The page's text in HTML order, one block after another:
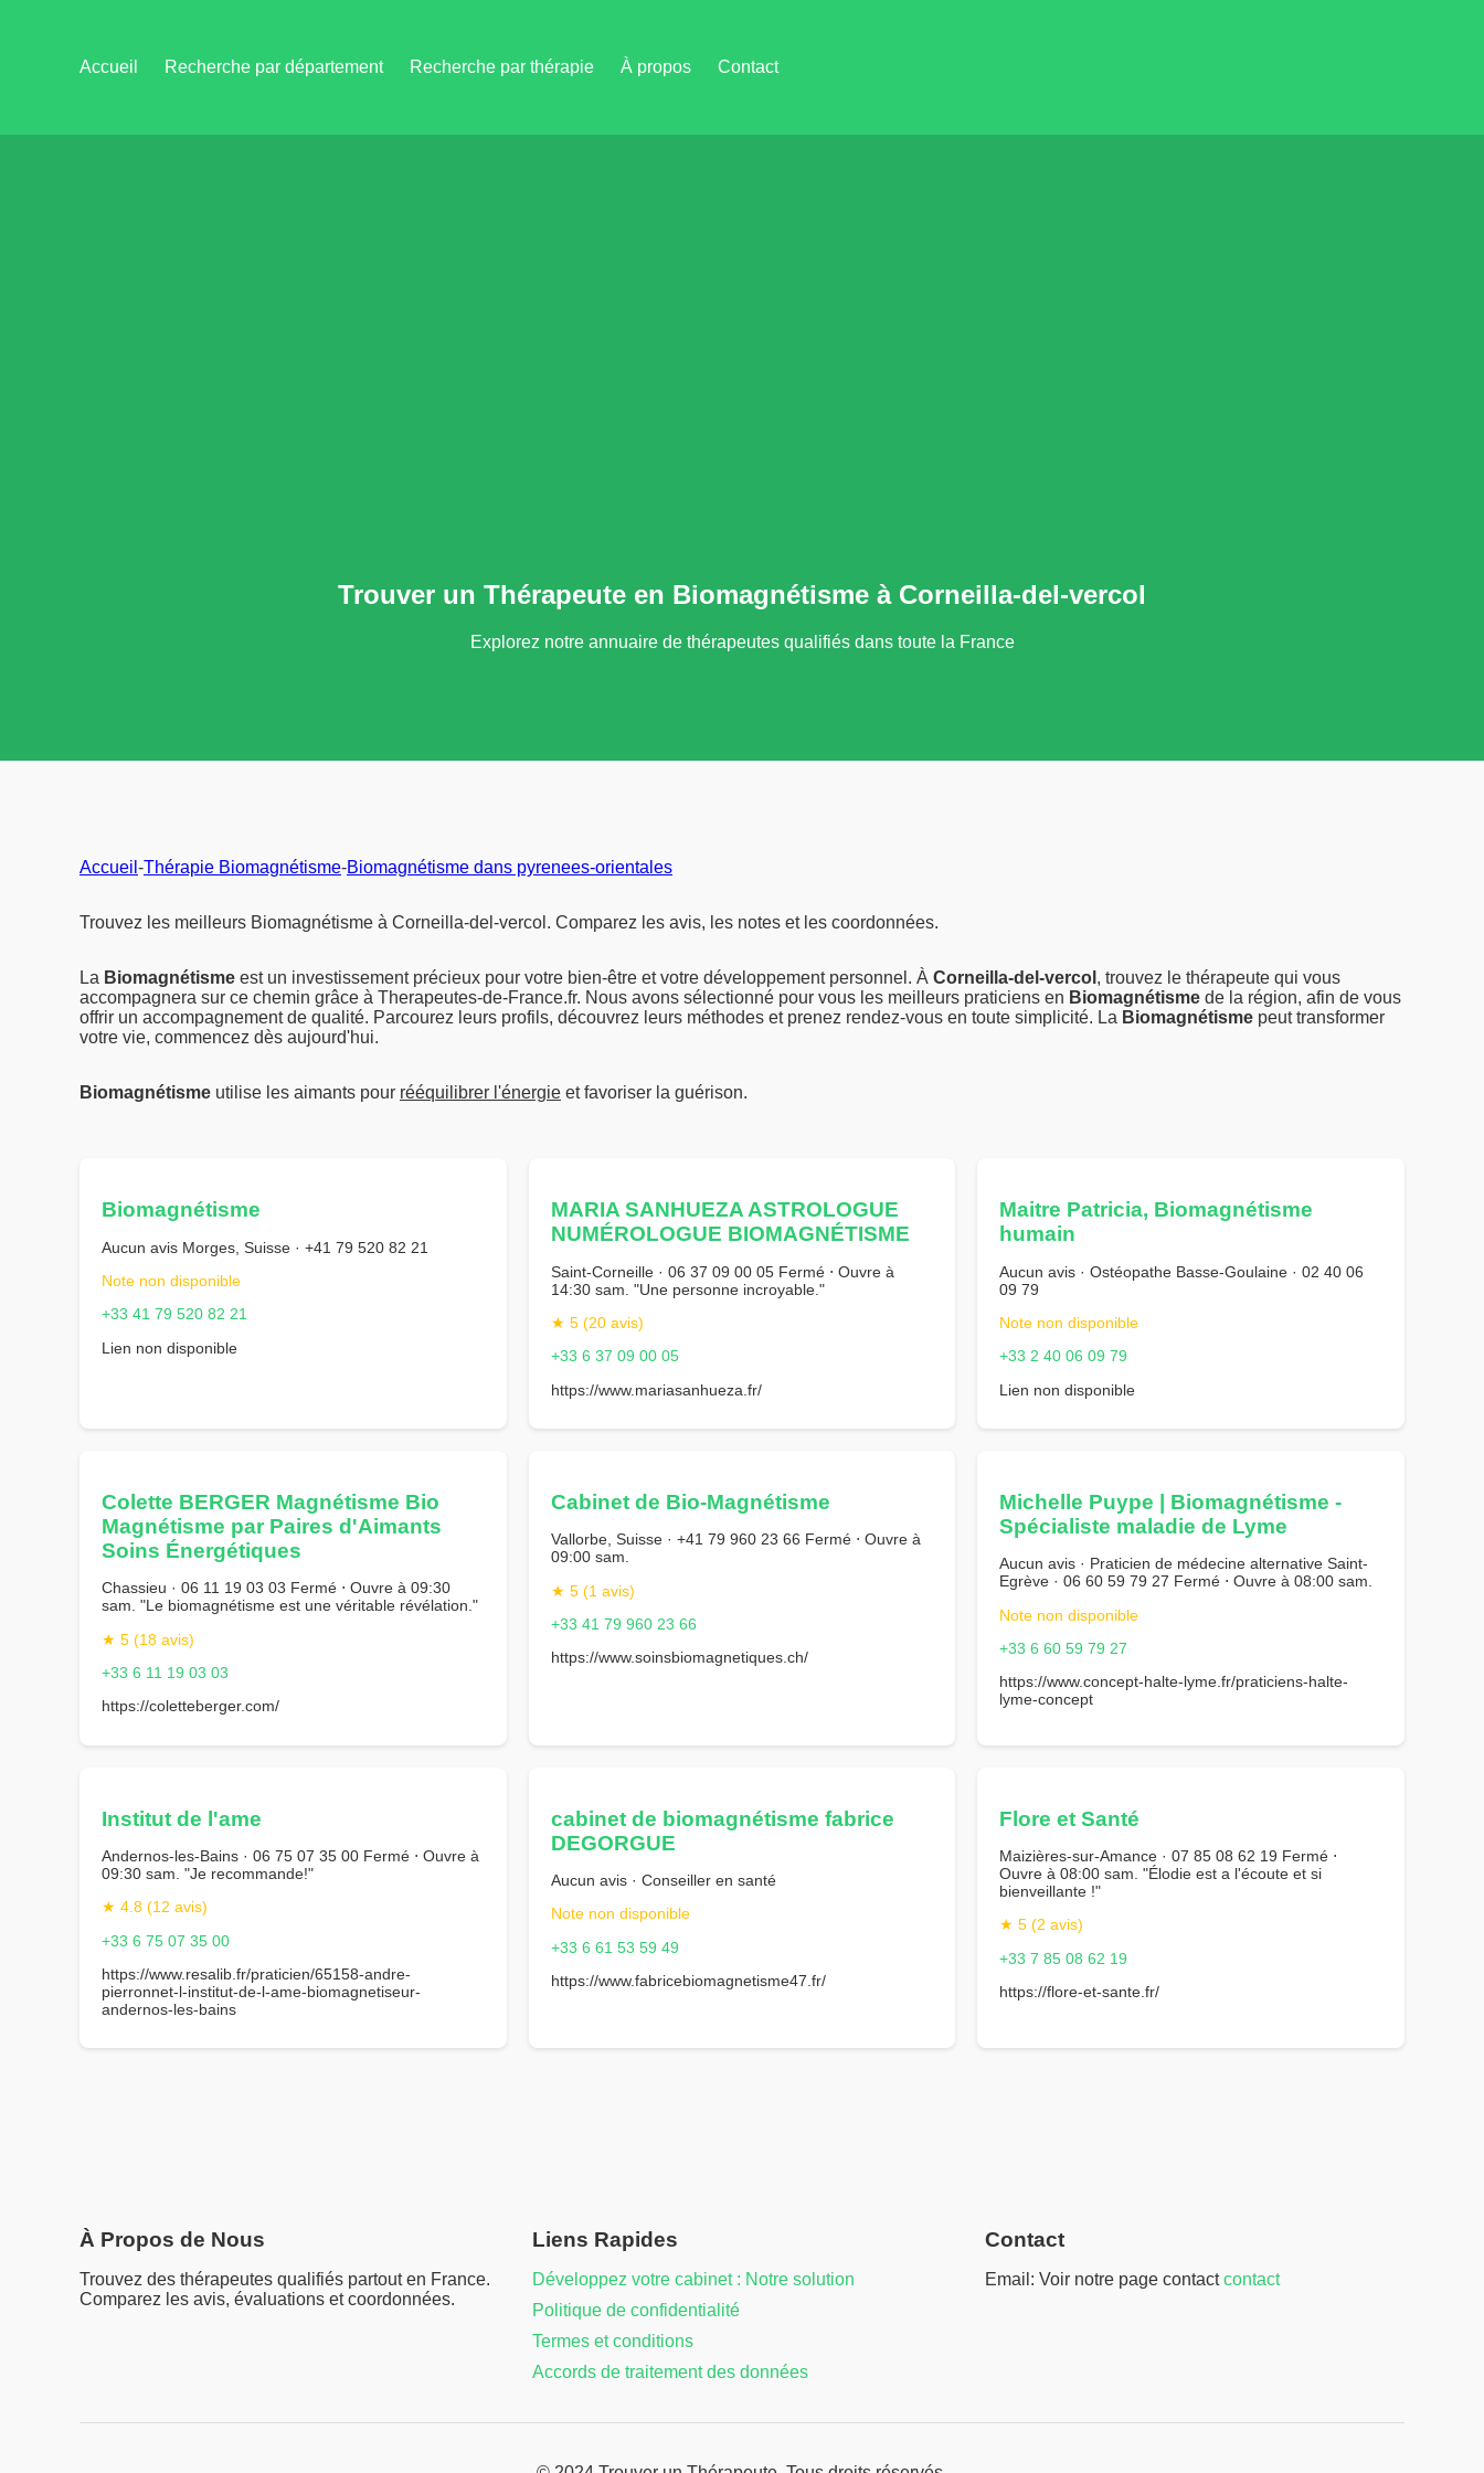
Accueil Recherche par département Recherche par thérapie À propos Contact
Trouver un Thérapeute en Biomagnétisme à Corneilla-del-vercol
Explorez notre annuaire de thérapeutes qualifiés dans toute la France
Accueil -Thérapie Biomagnétisme-Biomagnétisme dans pyrenees-orientales
Trouvez les meilleurs Biomagnétisme à Corneilla-del-vercol. Comparez les avis, les notes et les coordonnées.
La Biomagnétisme est un investissement précieux pour votre bien-être et votre développement personnel. À Corneilla-del-vercol , trouvez le thérapeute qui vous
accompagnera sur ce chemin grâce à Therapeutes-de-France.fr. Nous avons sélectionné pour vous les meilleurs praticiens en Biomagnétisme de la région, afin de vous
offrir un accompagnement de qualité. Parcourez leurs profils, découvrez leurs méthodes et prenez rendez-vous en toute simplicité. La Biomagnétisme peut transformer
votre vie, commencez dès aujourd'hui.
Biomagnétisme utilise les aimants pour rééquilibrer l'énergie et favoriser la guérison.
Biomagnétisme
Aucun avis Morges, Suisse · +41 79 520 82 21
Note non disponible
+33 41 79 520 82 21
Lien non disponible
MARIA SANHUEZA ASTROLOGUE
NUMÉROLOGUE BIOMAGNÉTISME
Saint-Corneille · 06 37 09 00 05 Fermé ⋅ Ouvre à
14:30 sam. "Une personne incroyable."
★ 5 (20 avis)
+33 6 37 09 00 05
https://www.mariasanhueza.fr/
Maitre Patricia, Biomagnétisme
humain
Aucun avis · Ostéopathe Basse-Goulaine · 02 40 06
09 79
Note non disponible
+33 2 40 06 09 79
Lien non disponible
Colette BERGER Magnétisme Bio
Magnétisme par Paires d'Aimants
Soins Énergétiques
Chassieu · 06 11 19 03 03 Fermé ⋅ Ouvre à 09:30
sam. "Le biomagnétisme est une véritable révélation."
★ 5 (18 avis)
+33 6 11 19 03 03
https://coletteberger.com/
Cabinet de Bio-Magnétisme
Vallorbe, Suisse · +41 79 960 23 66 Fermé ⋅ Ouvre à
09:00 sam.
★ 5 (1 avis)
+33 41 79 960 23 66
https://www.soinsbiomagnetiques.ch/
Michelle Puype | Biomagnétisme -
Spécialiste maladie de Lyme
Aucun avis · Praticien de médecine alternative Saint-
Egrève · 06 60 59 79 27 Fermé ⋅ Ouvre à 08:00 sam.
Note non disponible
+33 6 60 59 79 27
https://www.concept-halte-lyme.fr/praticiens-halte-
lyme-concept
Institut de l'ame
Andernos-les-Bains · 06 75 07 35 00 Fermé ⋅ Ouvre à
09:30 sam. "Je recommande!"
★ 4.8 (12 avis)
+33 6 75 07 35 00
https://www.resalib.fr/praticien/65158-andre-
pierronnet-l-institut-de-l-ame-biomagnetiseur-
andernos-les-bains
cabinet de biomagnétisme fabrice
DEGORGUE
Aucun avis · Conseiller en santé
Note non disponible
+33 6 61 53 59 49
https://www.fabricebiomagnetisme47.fr/
Flore et Santé
Maizières-sur-Amance · 07 85 08 62 19 Fermé ⋅
Ouvre à 08:00 sam. "Élodie est a l'écoute et si
bienveillante !"
★ 5 (2 avis)
+33 7 85 08 62 19
https://flore-et-sante.fr/
À Propos de Nous
Trouvez des thérapeutes qualifiés partout en France.
Comparez les avis, évaluations et coordonnées.
Liens Rapides
Développez votre cabinet : Notre solution
Politique de confidentialité
Termes et conditions
Accords de traitement des données
Contact
Email: Voir notre page contactcontact